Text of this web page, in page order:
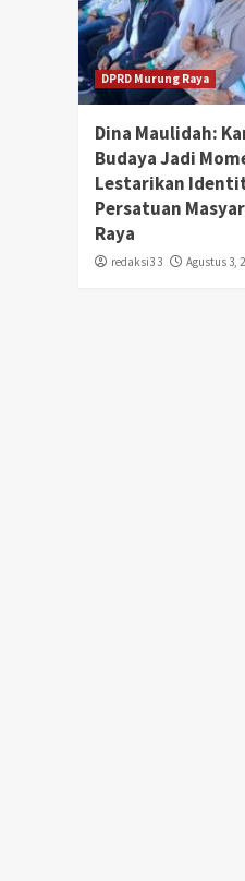
DPRD Murung Raya
Dina Maulidah:
Budaya Jadi
Lestarikan
Persatuan
Raya
redaksi3 3 Agustus 3,